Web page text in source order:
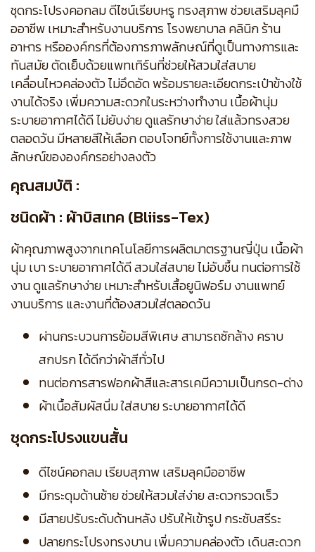
ชุดกระโปรงคอกลม ดีไซน์เรียบหรู ทรงสุภาพ ช่วยเสริมลุคมื
ออาชีพ เหมาะสำหรับงานบริการ โรงพยาบาล คลินิก ร้าน
อาหาร หรือองค์กรที่ต้องการภาพลักษณ์ที่ดูเป็นทางการและ
ทันสมัย ตัดเย็บด้วยแพทเทิร์นที่ช่วยให้สวมใส่สบาย
เคลื่อนไหวคล่องตัว ไม่อึดอัด พร้อมรายละเอียดกระเป๋าข้างใช้
งานได้จริง เพิ่มความสะดวกในระหว่างทำงาน เนื้อผ้านุ่ม
ระบายอากาศได้ดี ไม่ยับง่าย ดูแลรักษาง่าย ใส่แล้วทรงสวย
ตลอดวัน มีหลายสีให้เลือก ตอบโจทย์ทั้งการใช้งานและภาพ
ลักษณ์ขององค์กรอย่างลงตัว
คุณสมบัติ :
ชนิดผ้า : ผ้าบิสเทค (Bliiss-Tex)
ผ้าคุณภาพสูงจากเทคโนโลยีการผลิตมาตรฐานญี่ปุ่น เนื้อผ้า
นุ่ม เบา ระบายอากาศได้ดี สวมใส่สบาย ไม่อับชื้น ทนต่อการใช้
งาน ดูแลรักษาง่าย เหมาะสำหรับเสื้อยูนิฟอร์ม งานแพทย์
งานบริการ และงานที่ต้องสวมใส่ตลอดวัน
ผ่านกระบวนการย้อมสีพิเศษ สามารถซักล้าง คราบ
สกปรก ได้ดีกว่าผ้าสีทั่วไป
ทนต่อการสารฟอกผ้าสีและสารเคมีความเป็นกรด-ด่าง
ผ้าเนื้อสัมผัสนิ่ม ใส่สบาย ระบายอากาศได้ดี
ชุดกระโปรงแขนสั้น
ดีไซน์คอกลม เรียบสุภาพ เสริมลุคมืออาชีพ
มีกระดุมด้านซ้าย ช่วยให้สวมใส่ง่าย สะดวกรวดเร็ว
มีสายปรับระดับด้านหลัง ปรับให้เข้ารูป กระชับสรีระ
ปลายกระโปรงทรงบาน เพิ่มความคล่องตัว เดินสะดวก